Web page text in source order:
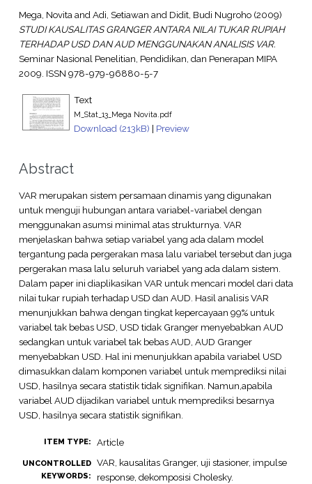
Mega, NovitaandAdi, Setiawan and Didit, Budi Nugroho(2009)
STUDI KAUSALITAS GRANGER ANTARA NILAI TUKAR RUPIAH
TERHADAP USD DAN AUD MENGGUNAKAN ANALISIS VAR.
Seminar Nasional Penelitian, Pendidikan, dan Penerapan MIPA
2009. ISSN 978-979-96880-5-7
Text
M_Stat_13_Mega Novita.pdf
Download (213kB) | Preview
Abstract
VAR merupakan sistem persamaan dinamis yang digunakan
untuk menguji hubungan antara variabel-variabel dengan
menggunakan asumsi minimal atas strukturnya. VAR
menjelaskan bahwa setiap variabel yang ada dalam model
tergantung pada pergerakan masa lalu variabel tersebut dan juga
pergerakan masa lalu seluruh variabel yang ada dalam sistem.
Dalam paper ini diaplikasikan VAR untuk mencari model dari data
nilai tukar rupiah terhadap USD dan AUD. Hasil analisis VAR
menunjukkan bahwa dengan tingkat kepercayaan 99% untuk
variabel tak bebas USD, USD tidak Granger menyebabkan AUD
sedangkan untuk variabel tak bebas AUD, AUD Granger
menyebabkan USD. Hal ini menunjukkan apabila variabel USD
dimasukkan dalam komponen variabel untuk memprediksi nilai
USD, hasilnya secara statistik tidak signifikan. Namun,apabila
variabel AUD dijadikan variabel untuk memprediksi besarnya
USD, hasilnya secara statistik signifikan.
ITEM TYPE: Article
UNCONTROLLED
KEYWORDS:
VAR, kausalitas Granger, uji stasioner, impulse
response, dekomposisi Cholesky.